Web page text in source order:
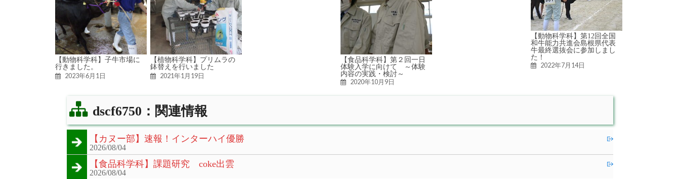
【動物科学科】子牛市場に
行きました。
2023年6月1日
【植物科学科】プリムラの
鉢替えを行いました
2021年1月19日
【食品科学科】第２回一日
体験入学に向けて ～体験
内容の実践・検討～
2020年10月9日
【動物科学科】第12回全国
和牛能力共進会島根県代表
牛最終選抜会に参加しまし
た！
2022年7月14日
dscf6750：関連情報
【カヌー部】速報！インターハイ優勝
2026/08/04
【食品科学科】課題研究 coke出雲
2026/08/04